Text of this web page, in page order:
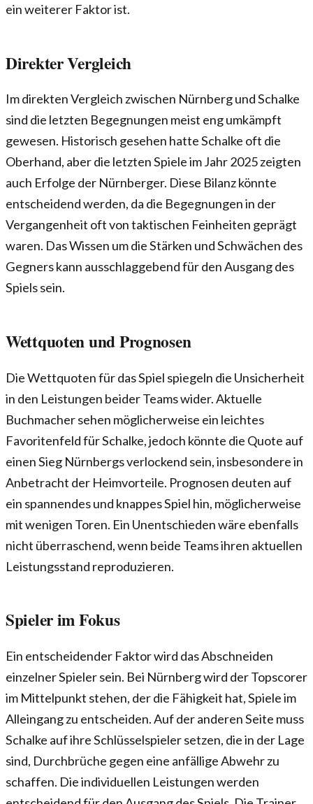
ein weiterer Faktor ist.
Direkter Vergleich
Im direkten Vergleich zwischen Nürnberg und Schalke
sind die letzten Begegnungen meist eng umkämpft
gewesen. Historisch gesehen hatte Schalke oft die
Oberhand, aber die letzten Spiele im Jahr 2025 zeigten
auch Erfolge der Nürnberger. Diese Bilanz könnte
entscheidend werden, da die Begegnungen in der
Vergangenheit oft von taktischen Feinheiten geprägt
waren. Das Wissen um die Stärken und Schwächen des
Gegners kann ausschlaggebend für den Ausgang des
Spiels sein.
Wettquoten und Prognosen
Die Wettquoten für das Spiel spiegeln die Unsicherheit
in den Leistungen beider Teams wider. Aktuelle
Buchmacher sehen möglicherweise ein leichtes
Favoritenfeld für Schalke, jedoch könnte die Quote auf
einen Sieg Nürnbergs verlockend sein, insbesondere in
Anbetracht der Heimvorteile. Prognosen deuten auf
ein spannendes und knappes Spiel hin, möglicherweise
mit wenigen Toren. Ein Unentschieden wäre ebenfalls
nicht überraschend, wenn beide Teams ihren aktuellen
Leistungsstand reproduzieren.
Spieler im Fokus
Ein entscheidender Faktor wird das Abschneiden
einzelner Spieler sein. Bei Nürnberg wird der Topscorer
im Mittelpunkt stehen, der die Fähigkeit hat, Spiele im
Alleingang zu entscheiden. Auf der anderen Seite muss
Schalke auf ihre Schlüsselspieler setzen, die in der Lage
sind, Durchbrüche gegen eine anfällige Abwehr zu
schaffen. Die individuellen Leistungen werden